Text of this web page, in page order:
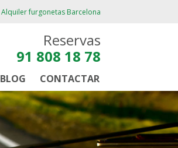
Alquiler furgonetas Barcelona
Reservas
91 808 18 78
BLOG CONTACTAR